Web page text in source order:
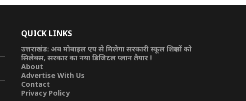
QUICK LINKS
उत्तराखंड: अब मोबाइल एप से मिलेगा सरकारी स्कूल शिक्षकों को
सिलेबस, सरकार का नया डिजिटल प्लान तैयार !
About
Advertise With Us
Contact
Privacy Policy